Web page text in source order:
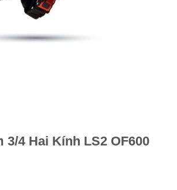
3/4 Hai Kính LS2 OF600